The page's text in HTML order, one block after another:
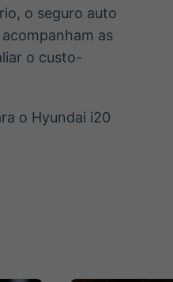
o seguro auto
as
o custo-
o Hyundai i20